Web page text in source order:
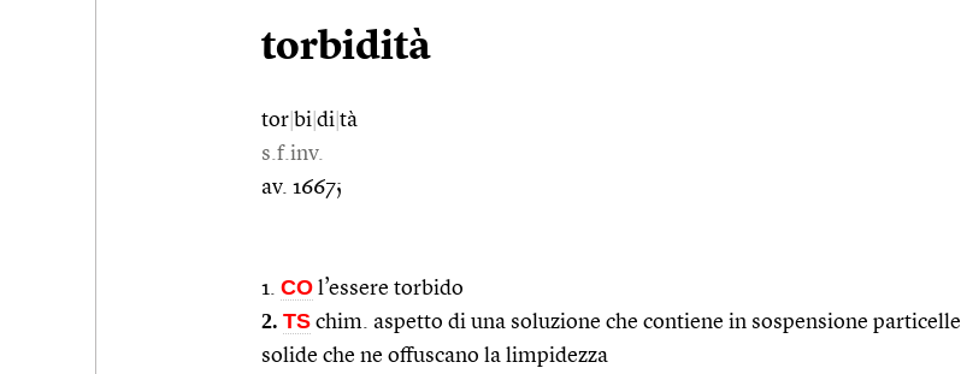
torbidità
tor bi di tà
s.f.inv.
av. 1667;
1. CO l’essere torbido
2. TS chim. aspetto di una soluzione che contiene in sospensione particelle
solide che ne offuscano la limpidezza